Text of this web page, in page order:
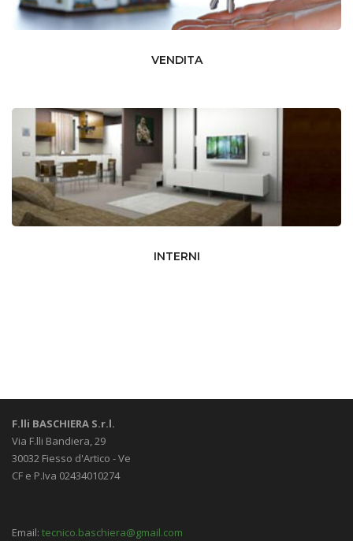
VENDITA
INTERNI
F.lli BASCHIERA S.r.l.
Via F.lli Bandiera, 29
30032 Fiesso d'Artico - Ve
CF e P.Iva 02434010274
Email: tecnico.baschiera@gmail.com